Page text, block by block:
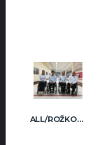
ALL/ROŽKOVA